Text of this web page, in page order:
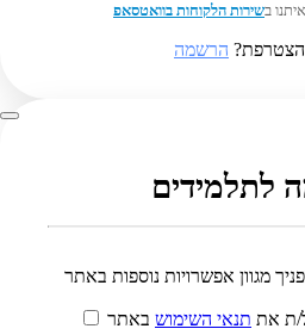
בשירות הלקוחות בוואטסאפ
הרשמה
לתלמידים
מגוון אפשרויות נוספות באתר
ת את תנאי השימוש באתר